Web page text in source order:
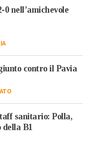
nell’amichevole
contro il Pavia
sanitario: Polla,
B1